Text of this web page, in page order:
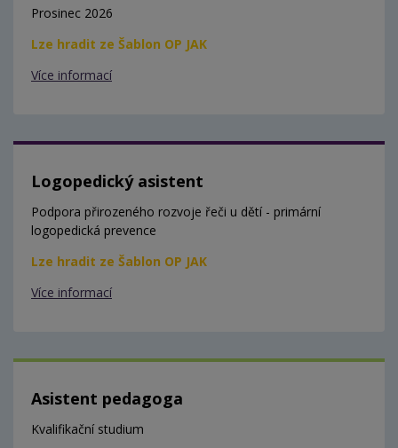
Prosinec 2026
Lze hradit ze Šablon OP JAK
Více informací
Logopedický asistent
Podpora přirozeného rozvoje řeči u dětí - primární
logopedická prevence
Lze hradit ze Šablon OP JAK
Více informací
Asistent pedagoga
Kvalifikační studium